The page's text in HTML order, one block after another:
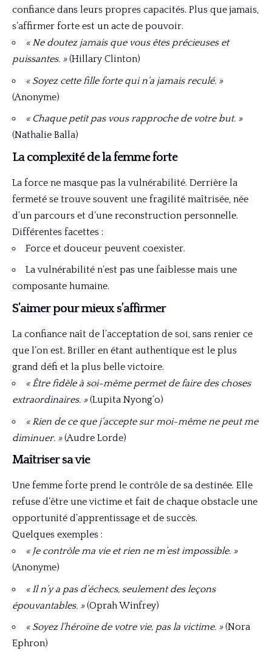
confiance dans leurs propres capacités. Plus que jamais,
s’affirmer forte est un acte de pouvoir.
« Ne doutez jamais que vous êtes précieuses et
puissantes. »(Hillary Clinton)
« Soyez cette fille forte qui n’a jamais reculé. »
(Anonyme)
« Chaque petit pas vous rapproche de votre but. »
(Nathalie Balla)
La complexité de la femme forte
La force ne masque pas la vulnérabilité. Derrière la
fermeté se trouve souvent une fragilité maîtrisée, née
d’un parcours et d’une reconstruction personnelle.
Différentes facettes :
Force et douceur peuvent coexister.
La vulnérabilité n’est pas une faiblesse mais une
composante humaine.
S’aimer pour mieux s’affirmer
La confiance naît de l’acceptation de soi, sans renier ce
que l’on est. Briller en étant authentique est le plus
grand défi et la plus belle victoire.
« Être fidèle à soi-même permet de faire des choses
extraordinaires. »(Lupita Nyong’o)
« Rien de ce que j’accepte sur moi-même ne peut me
diminuer. »(Audre Lorde)
Maîtriser sa vie
Une femme forte prend le contrôle de sa destinée. Elle
refuse d’être une victime et fait de chaque obstacle une
opportunité d’apprentissage et de succès.
Quelques exemples :
« Je contrôle ma vie et rien ne m’est impossible. »
(Anonyme)
« Il n’y a pas d’échecs, seulement des leçons
épouvantables. »(Oprah Winfrey)
« Soyez l’héroïne de votre vie, pas la victime. »(Nora
Ephron)